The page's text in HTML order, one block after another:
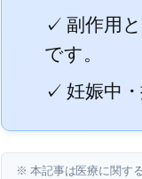
✓ 副作用
です。
✓ 妊娠中
※ 本記事は医療に関す